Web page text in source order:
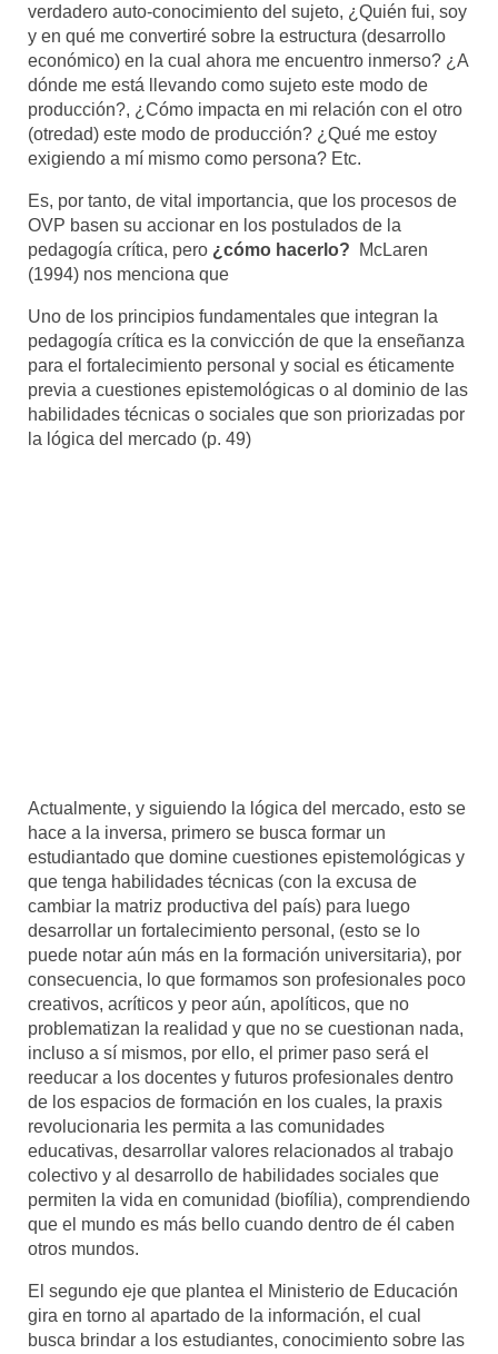
verdadero auto-conocimiento del sujeto, ¿Quién fui, soy
y en qué me convertiré sobre la estructura (desarrollo
económico) en la cual ahora me encuentro inmerso? ¿A
dónde me está llevando como sujeto este modo de
producción?, ¿Cómo impacta en mi relación con el otro
(otredad) este modo de producción? ¿Qué me estoy
exigiendo a mí mismo como persona? Etc.
Es, por tanto, de vital importancia, que los procesos de
OVP basen su accionar en los postulados de la
pedagogía crítica, pero ¿cómo hacerlo?
McLaren
(1994) nos menciona que
Uno de los principios fundamentales que integran la
pedagogía crítica es la convicción de que la enseñanza
para el fortalecimiento personal y social es éticamente
previa a cuestiones epistemológicas o al dominio de las
habilidades técnicas o sociales que son priorizadas por
la lógica del mercado (p. 49)
Actualmente, y siguiendo la lógica del mercado, esto se
hace a la inversa, primero se busca formar un
estudiantado que domine cuestiones epistemológicas y
que tenga habilidades técnicas (con la excusa de
cambiar la matriz productiva del país) para luego
desarrollar un fortalecimiento personal, (esto se lo
puede notar aún más en la formación universitaria), por
consecuencia, lo que formamos son profesionales poco
creativos, acríticos y peor aún, apolíticos, que no
problematizan la realidad y que no se cuestionan nada,
incluso a sí mismos, por ello, el primer paso será el
reeducar a los docentes y futuros profesionales dentro
de los espacios de formación en los cuales, la praxis
revolucionaria les permita a las comunidades
educativas, desarrollar valores relacionados al trabajo
colectivo y al desarrollo de habilidades sociales que
permiten la vida en comunidad (biofília), comprendiendo
que el mundo es más bello cuando dentro de él caben
otros mundos.
El segundo eje que plantea el Ministerio de Educación
gira en torno al apartado de la información, el cual
busca brindar a los estudiantes, conocimiento sobre las